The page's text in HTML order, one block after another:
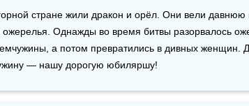
стране жили дракон и орёл. Они вели давнюю
Однажды во время битвы разорвалось
а потом превратились в дивных женщин.
— нашу дорогую юбиляршу!